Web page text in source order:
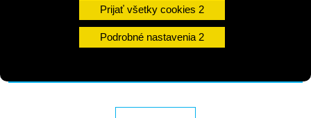
Prijať všetky cookies
Podrobné nastavenia